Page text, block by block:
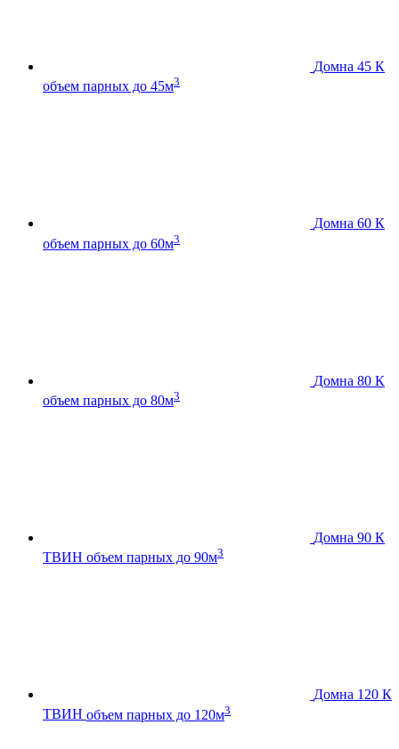
Домна 45 К
объем парных до 45м3
Домна 60 К
объем парных до 60м3
Домна 80 К
объем парных до 80м3
Домна 90 К
ТВИН объем парных до 90м3
Домна 120 К
ТВИН объем парных до 120м3